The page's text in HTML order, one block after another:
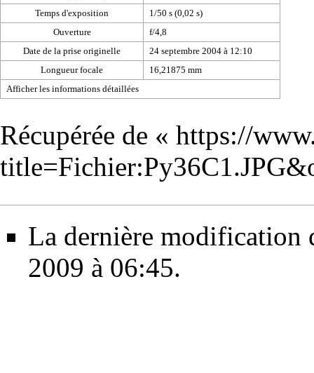
Temps d'exposition
1/50 s (0,02 s)
Ouverture
f/4,8
Date de la prise originelle
24 septembre 2004 à 12:10
Longueur focale
16,21875 mm
Afficher les informations détaillées
Récupérée de « https://
La dernière modification
2009 à 06:45.